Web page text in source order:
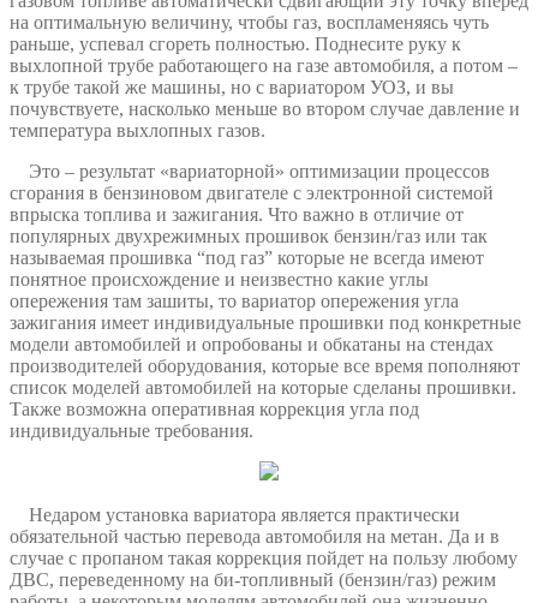
на оптимальную величину, чтобы газ, воспламеняясь чуть
раньше, успевал сгореть полностью. Поднесите руку к
выхлопной трубе работающего на газе автомобиля, а потом –
к трубе такой же машины, но с вариатором УОЗ, и вы
почувствуете, насколько меньше во втором случае давление и
температура выхлопных газов.
Это – результат «вариаторной» оптимизации процессов
сгорания в бензиновом двигателе с электронной системой
впрыска топлива и зажигания. Что важно в отличие от
популярных двухрежимных прошивок бензин/газ или так
называемая прошивка “под газ” которые не всегда имеют
понятное происхождение и неизвестно какие углы
опережения там зашиты, то вариатор опережения угла
зажигания имеет индивидуальные прошивки под конкретные
модели автомобилей и опробованы и обкатаны на стендах
производителей оборудования, которые все время пополняют
список моделей автомобилей на которые сделаны прошивки.
Также возможна оперативная коррекция угла под
индивидуальные требования.
Недаром установка вариатора является практически
обязательной частью перевода автомобиля на метан. Да и в
случае с пропаном такая коррекция пойдет на пользу любому
ДВС, переведенному на би-топливный (бензин/газ) режим